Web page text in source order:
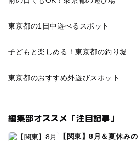
東京都の1日中遊べるスポット
子どもと楽しめる！東京都の釣り堀
東京都のおすすめ外遊びスポット
編集部オススメ「注目記事」
【関東】8月＆夏休み